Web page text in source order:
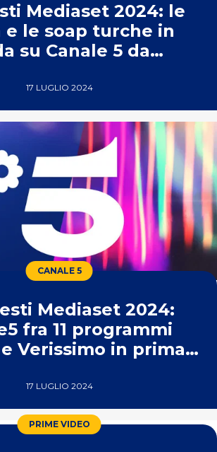
Mediaset 2024: le
le soap turche in
su Canale 5 da
17 LUGLIO 2024
CANALE 5
Mediaset 2024:
fra 11 programmi
Verissimo in prima
17 LUGLIO 2024
PRIME VIDEO